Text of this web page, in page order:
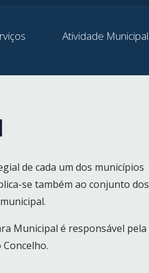
Atividade Municipal
de cada um dos municípios
se também ao conjunto dos
Municipal é responsável pela